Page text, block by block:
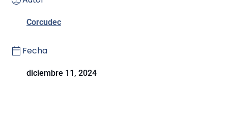
Corcudec
Fecha
diciembre 11, 2024